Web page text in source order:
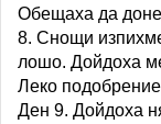
Обещаха да
8. Снощи
лошо. Дойдоха
Леко
Ден 9. Дойдоха